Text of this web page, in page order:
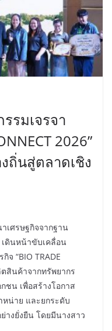
รมเจรจา
2026”
นสู่ตลาดเชิง
เศรษฐกิจจากฐาน
เดินหน้าขับเคลื่อน
จ “BIO TRADE
ตสินค้าจากทรัพยากร
ชน เพื่อสร้างโอกาส
หน่าย และยกระดับ
งยั่งยืน โดยมีนางสาว